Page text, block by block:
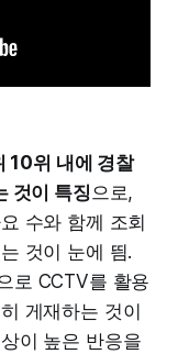
10위 내에 경찰
것이 특징 으로,
수와 함께 조회
것이 눈에 띔.
로 CCTV를 활용
게재하는 것이
이 높은 반응을